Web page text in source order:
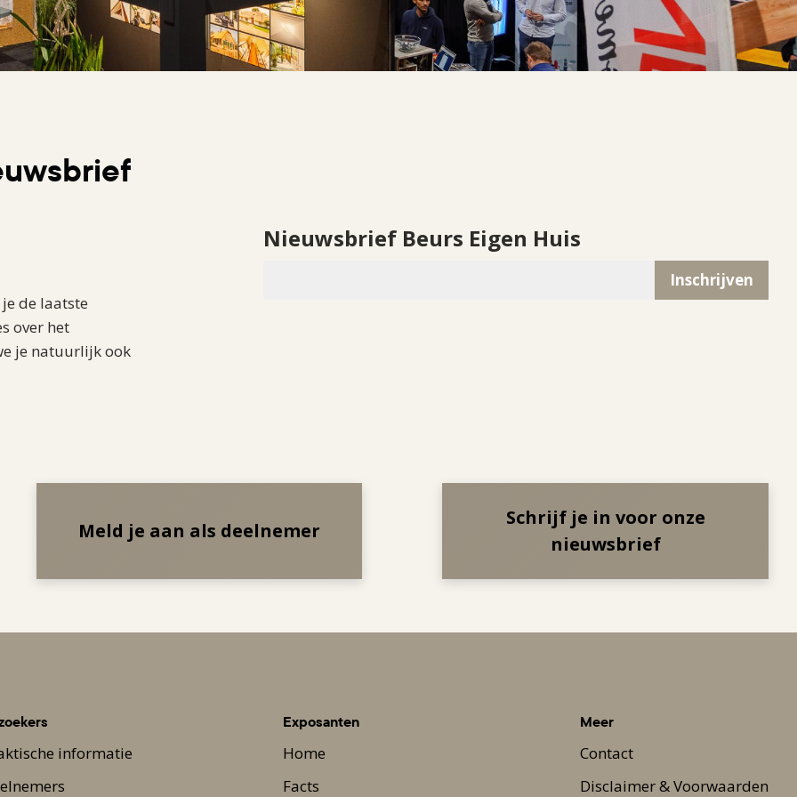
de laatste
over het
je natuurlijk ook
Nieuwsbrief Beurs Eigen Huis
Meld je aan als deelnemer
Schrijf je in voor onze
nieuwsbrief
informatie
Exposanten
Home
Facts
Meer
Contact
Disclaimer & Voorwaarden